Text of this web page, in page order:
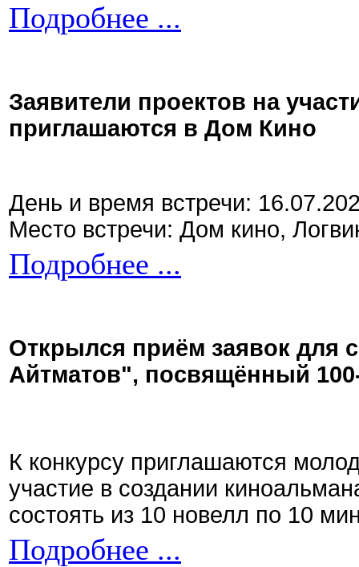
Подробнее ...
Заявители проектов на
приглашаются в Дом Кино
День и время встречи:
Место встречи: Дом кино,
Подробнее ...
Открылся приём заявок для
Айтматов", посвящённый
К конкурсу приглашаются
участие в создании
состоять из 10 новелл по 10
Подробнее ...